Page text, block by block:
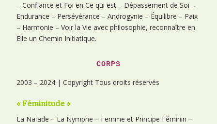
– Confiance et Foi en Ce qui est – Dépassement de Soi –
Endurance – Persévérance – Androgynie – Équilibre – Paix
– Harmonie – Voir la Vie avec philosophie, reconnaître en
Elle un Chemin Initiatique.
CORPS
2003 – 2024 | Copyright Tous droits réservés
« Féminitude »
La Naïade – La Nymphe – Femme et Principe Féminin –